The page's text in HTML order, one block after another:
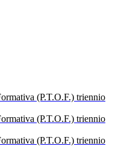
(P.T.O.F.) triennio
(P.T.O.F.) triennio
(P.T.O.F.) triennio